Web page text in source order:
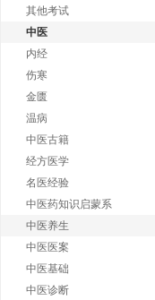
其他考试
中医
内经
伤寒
金匮
温病
中医古籍
经方医学
名医经验
中医药知识启蒙系
中医养生
中医医案
中医基础
中医诊断